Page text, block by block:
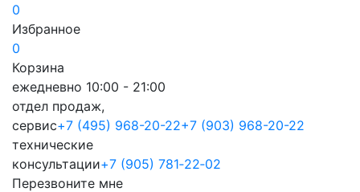
0
Избранное
0
Корзина
ежедневно 10:00 - 21:00
отдел продаж,
сервис+7 (495) 968-20-22+7 (903) 968-20-22
технические
консультации+7 (905) 781‑22‑02
Перезвоните мне